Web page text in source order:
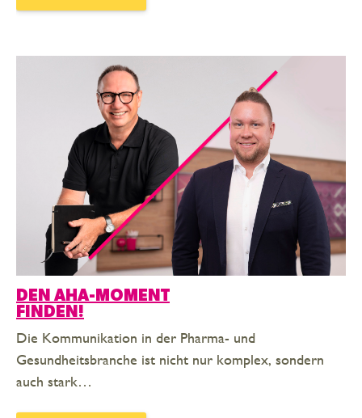
DEN AHA-MOMENT
FINDEN!
Die Kommunikation in der Pharma- und
Gesundheitsbranche ist nicht nur komplex, sondern
auch stark…